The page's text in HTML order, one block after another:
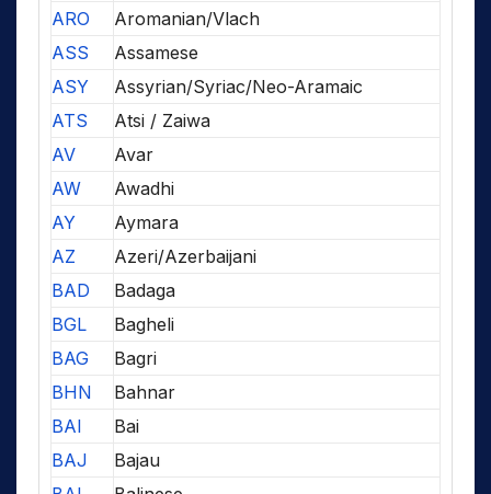
ARO
Aromanian/Vlach
ASS
Assamese
ASY
Assyrian/Syriac/Neo-Aramaic
ATS
Atsi / Zaiwa
AV
Avar
AW
Awadhi
AY
Aymara
AZ
Azeri/Azerbaijani
BAD
Badaga
BGL
Bagheli
BAG
Bagri
BHN
Bahnar
BAI
Bai
BAJ
Bajau